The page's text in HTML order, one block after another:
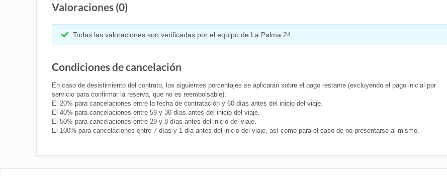
Valoraciones (0)
Todas las valoraciones son verificadas por el equipo de La Palma 24
Condiciones de cancelación
En caso de desistimiento del contrato, los siguientes porcentajes se aplicarán sobre el pago restante (excluyendo el pago inicial por
servicio para confirmar la reserva, que no es reembolsable):
El 20% para cancelaciones entre la fecha de contratación y 60 días antes del inicio del viaje.
El 40% para cancelaciones entre 59 y 30 días antes del inicio del viaje.
El 50% para cancelaciones entre 29 y 8 días antes del inicio del viaje.
El 100% para cancelaciones entre 7 días y 1 día antes del inicio del viaje, así como para el caso de no presentarse al mismo.